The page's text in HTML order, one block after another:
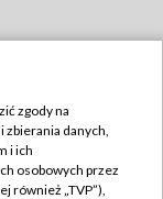
zgody na
zbierania danych,
i ich
osobowych przez
również „TVP”),